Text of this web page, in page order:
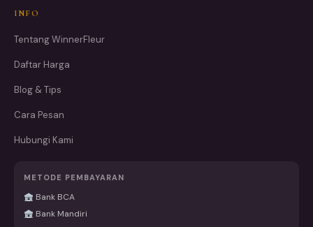
INFO
Tentang WinnerFleur
Daftar Harga
Blog & Tips
Cara Pesan
Hubungi Kami
METODE PEMBAYARAN
Bank BCA
Bank Mandiri